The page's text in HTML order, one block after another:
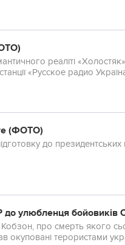
реаліті
«Русское радио
(ФОТО)
до президентських
до улюбленця
про смерть якого
окуповані терористами